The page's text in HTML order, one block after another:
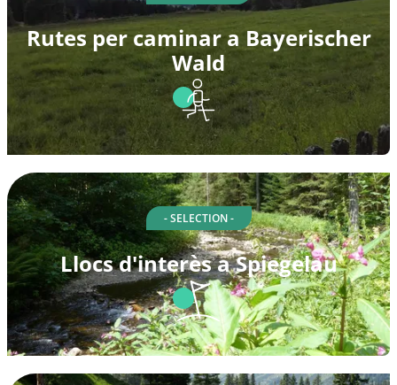
Rutes per caminar a Bayerischer
Wald
- SELECTION -
Llocs d'interès a Spiegelau